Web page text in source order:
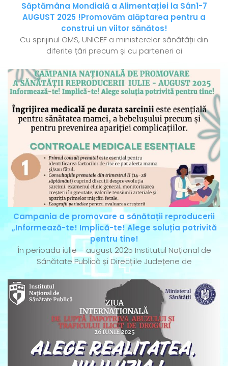
Săptămâna Mondială a Alimentației la Sân1-7
AUGUST 2025 !Promovăm alăptarea pentru a
construi un viitor sănătos!
Cu sprijinul OMS, UNICEF a ministerelor sănătății din
diferite țări precum și cu parteneri ai
Campania de promovare a sănătații reproducerii
„Informează-te! Implică-te! Alege soluția potrivită
pentru tine!
În perioada iulie – august 2025 Institutul Național de
Sănătate Publică și Direcțiile Județene de